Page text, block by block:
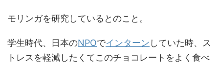
モリンガを研究しているとのこと。
学生時代、日本のNPOでインターン していた時、ス
トレスを軽減したくてこのチョコレートをよく食べ